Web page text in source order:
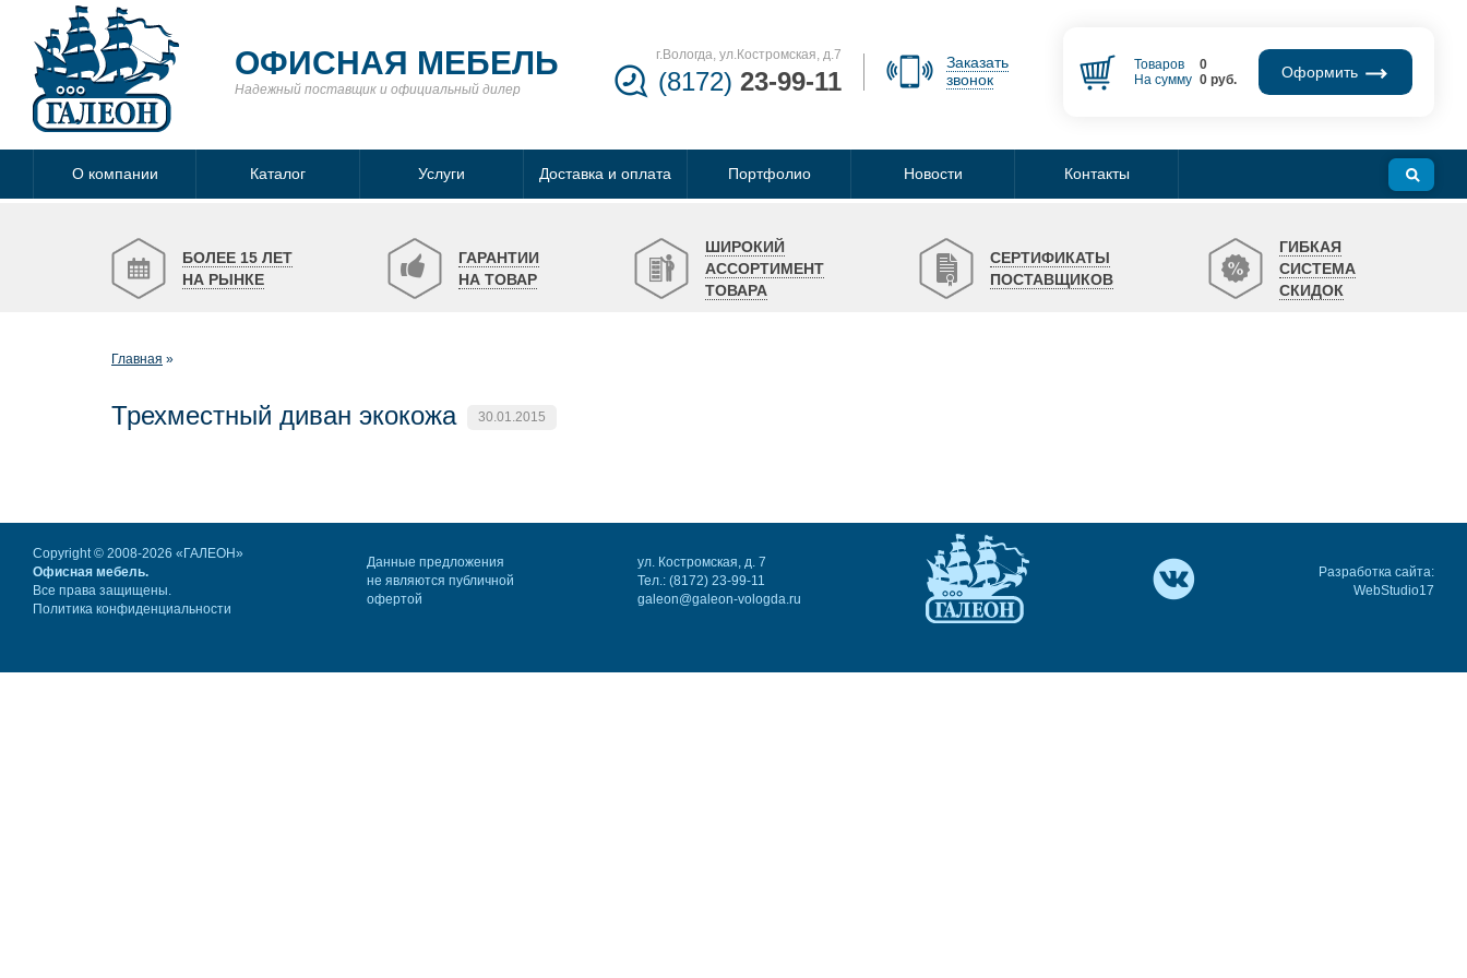
ОФИСНАЯ МЕБЕЛЬ
Надежный поставщик и официальный дилер
г.Вологда, ул.Костромская, д.7
(8172) 23-99-11
Заказать
звонок
Товаров
0
На сумму 0руб. Оформить
О компании Каталог Услуги Доставка и оплата Портфолио Новости Контакты
БОЛЕЕ 15 ЛЕТ
НА РЫНКЕ
ГАРАНТИИ
НА ТОВАР
ШИРОКИЙ
АССОРТИМЕНТ
ТОВАРА
СЕРТИФИКАТЫ
ПОСТАВЩИКОВ
ГИБКАЯ
СИСТЕМА
СКИДОК
Главная
Трехместный диван экокожа 30.01.2015
Copyright © 2008-2026 «ГАЛЕОН»
Офисная мебель.
Все права защищены.
Политика конфиденциальности
Данные предложения
не являются публичной
офертой
ул. Костромская, д. 7
Тел.: (8172) 23-99-11
galeon@galeon-vologda.ru
Разработка сайта:
WebStudio17